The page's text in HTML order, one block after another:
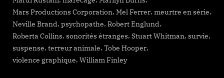
Mars Productions Corporation, Mel Ferrer, meurtre en série,
Neville Brand, psychopathe, Robert Englund,
Roberta Collins, sonorités étranges, Stuart Whitman, survie,
suspense, terreur animale, Tobe Hooper,
violence graphique, William Finley